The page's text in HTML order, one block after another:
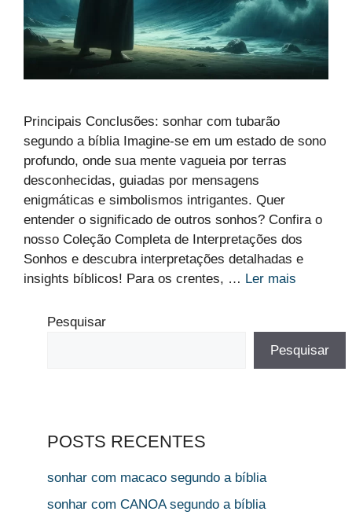
Principais Conclusões: sonhar com tubarão
segundo a bíblia Imagine-se em um estado de sono
profundo, onde sua mente vagueia por terras
desconhecidas, guiadas por mensagens
enigmáticas e simbolismos intrigantes. Quer
entender o significado de outros sonhos? Confira o
nosso Coleção Completa de Interpretações dos
Sonhos e descubra interpretações detalhadas e
insights bíblicos! Para os crentes, … Ler mais
Pesquisar
Pesquisar
POSTS RECENTES
sonhar com macaco segundo a bíblia
sonhar com CANOA segundo a bíblia